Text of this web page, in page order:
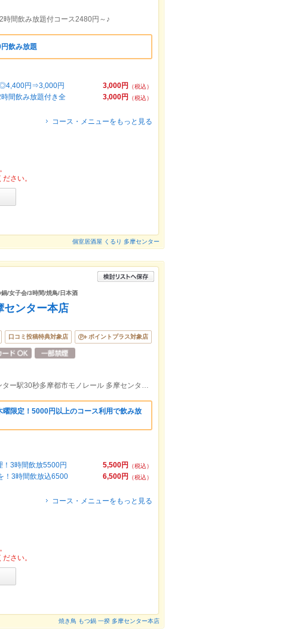
間飲み放題付コース2480円～♪
飲み放題
3,000円
（税込）
◎4,400円⇒3,000円
3,000円
（税込）
間飲み放題付き全
コース・メニューをもっと見る
さい。
個室居酒屋 くるり 多摩センター
鍋/女子会/3時間/焼鳥/日本酒
ンター本店
口コミ投稿特典対象店 ポイントプラス対象店
京王多摩センター駅 小田急多摩センター駅30秒多摩都市モノレール 多摩センター駅徒歩3分
曜限定！5000円以上のコース利用で飲み放
5,500円
（税込）
！3時間飲放5500円
6,500円
（税込）
！3時間飲放込6500
コース・メニューをもっと見る
さい。
焼き鳥 もつ鍋 一揆 多摩センター本店